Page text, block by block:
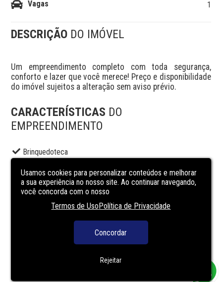
Vagas 1
DESCRIÇÃO DO IMÓVEL
Um empreendimento completo com toda segurança,
conforto e lazer que você merece! Preço e disponibilidade
do imóvel sujeitos a alteração sem aviso prévio.
CARACTERÍSTICAS DO
EMPREENDIMENTO
Brinquedoteca
Elevador social
Lounge
Piscina adulto
Usamos cookies para personalizar conteúdos e melhorar
a sua experiência no nosso site. Ao continuar navegando,
você concorda com o nosso
Termos de UsoPolítica de Privacidade
Concordar
Rejeitar